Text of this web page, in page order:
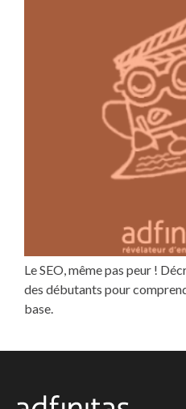
Le SEO, même pas peur !
des débutants pour
base.